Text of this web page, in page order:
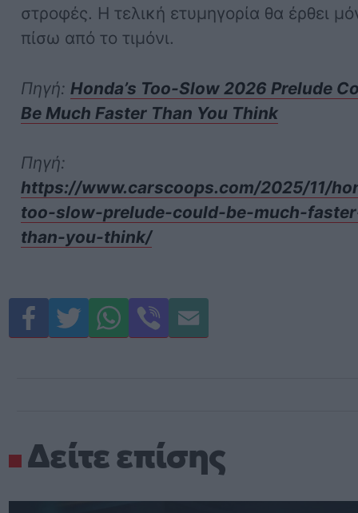
στροφές. Η τελική ετυμηγορία θα έρθει
πίσω από το τιμόνι.
Πηγή:Honda’s Too-Slow 2026 Prelude
Be Much Faster Than You Think
Πηγή:
https://www.carscoops.com/2025/11/
too-slow-prelude-could-be-much-
than-you-think/
Δείτε επίσης